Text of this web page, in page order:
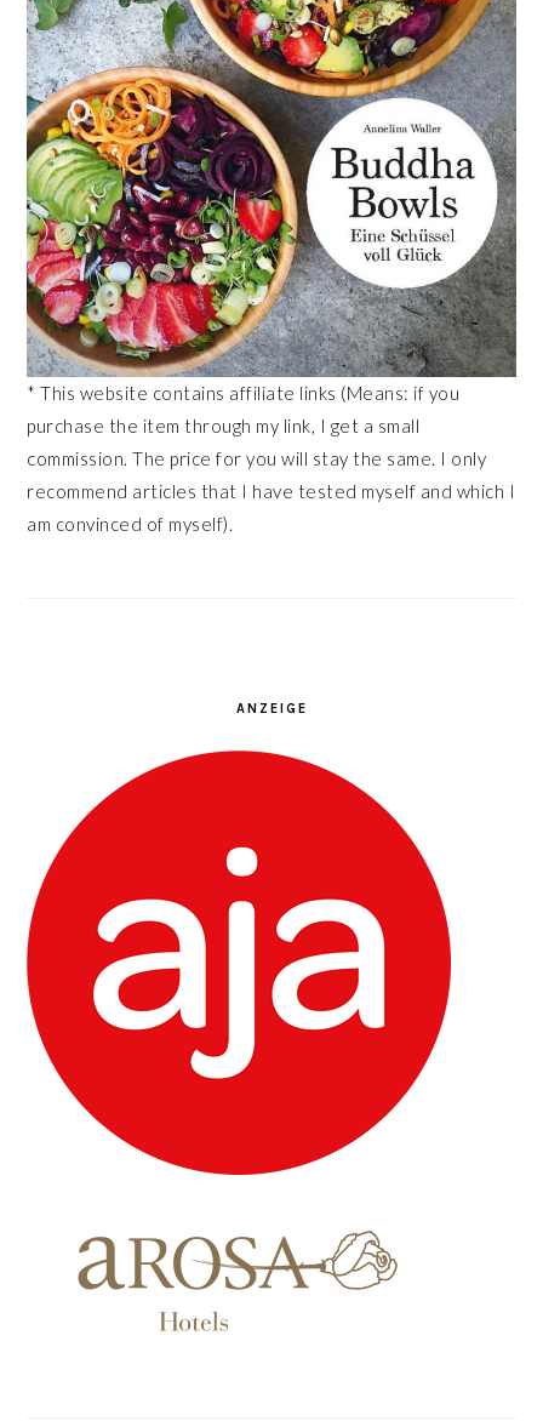
* This website contains affiliate links (Means: if you
purchase the item through my link, I get a small
commission. The price for you will stay the same. I only
recommend articles that I have tested myself and which I
am convinced of myself).
ANZEIGE